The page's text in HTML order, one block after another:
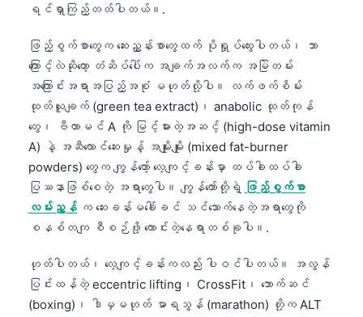
ရင်ရှာကြည့်တတ်ပါတယ်။.
ဖြည့်စွက်စာတွေက ဆေးညွှန်းစာတွေထက် ပိုရှုပ်ထွေးပါတယ်၊ ဘာ
ကြောင့်လဲဆိုတော့ တံဆိပ်ပေါ်က အချက်အလက်က အမြဲတမ်း
အကြောင်းအရာအပြည့်အစုံ မဟုတ်လို့ပါ။ လက်ဖက်စိမ်း
ထုတ်ယူချက် (green tea extract)၊ anabolic ထုတ်ကုန်
တွေ၊ ဗီတာမင် A ကို မြင့်မားတဲ့အဆင့် (high-dose vitamin
A) နဲ့ အဆီလောင်ဆေးမှုန့် အမျိုးမျိုး (mixed fat-burner
powders) တွေက ကျွန်တော့် လေ့ကျင့်ခန်းမှာ ထပ်ခါထပ်ခါ
ပြဿနာဖြစ်စေတဲ့ အရာတွေပါ။ ကျွန်တော်တို့ရဲ့ ဖြည့်စွက်စာ
လမ်းညွှန် က ဆေးခန်းမခေါ်ခင် သင်သောက်နေတဲ့အရာတွေကို
စနစ်တကျ စီစဉ်ဖို့ ကောင်းတဲ့နေရာတစ်ခုပါ။.
ဟုတ်ပါတယ်၊ လေ့ကျင့်ခန်းကလည်း ပါဝင်ပါတယ်။ အလွန်
ပြင်းထန်တဲ့ eccentric lifting၊ CrossFit၊ ဘောက်ဆင်
(boxing)၊ ဒါမှမဟုတ် မာရသွန် (marathon) တို့က ALT
Српски језик
Svenska
Azərbaycan dili
Eesti
日本語
Čeština
ქართული
Русский
Lietuvių kalba
Polski
한국어